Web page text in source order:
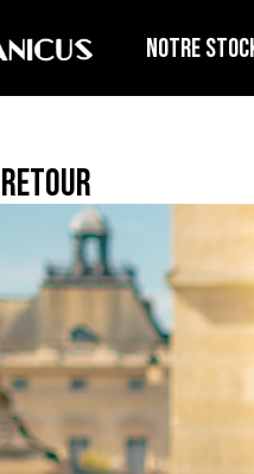
NOTRE
retour